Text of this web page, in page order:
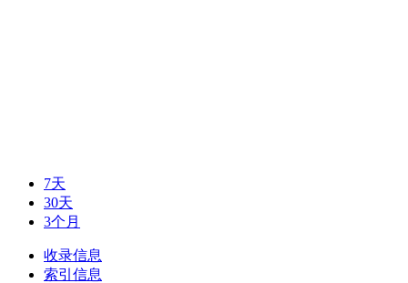
7天
30天
3个月
收录信息
索引信息